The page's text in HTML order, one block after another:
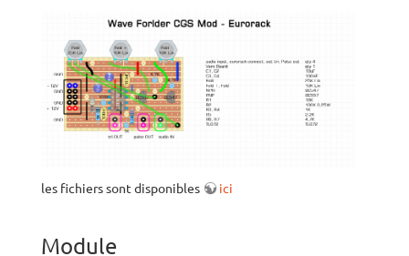
les fichiers sont disponibles ici
Module